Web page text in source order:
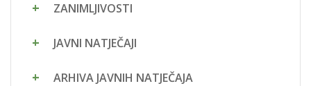
ZANIMLJIVOSTI
JAVNI NATJEČAJI
ARHIVA JAVNIH NATJEČAJA